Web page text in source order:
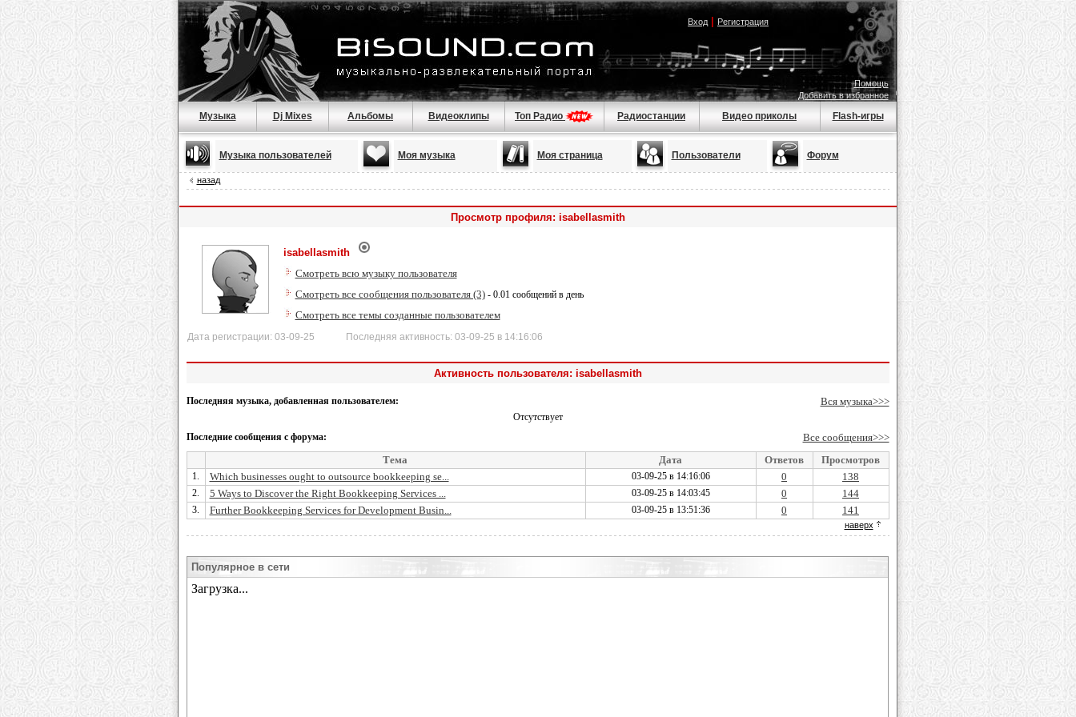
Вход| Регистрация
Помощь
Добавить в избранное
Музыка Dj Mixes Альбомы Видеоклипы Топ Радио Радиостанции Видео приколы Flash-игры
Музыка пользователей Моя музыка Моя страница Пользователи Форум
назад
Просмотр профиля: isabellasmith
isabellasmith
Смотреть всю музыку пользователя
Смотреть все сообщения пользователя (3)- 0.01 сообщений в день
Смотреть все темы созданные пользователем
Дата регистрации: 03-09-25 Последняя активность: 03-09-25 в 14:16:06
Активность пользователя: isabellasmith
Последняя музыка, добавленная пользователем: Вся музыка>>>
Отсутствует
Последние сообщения с форума:
Все сообщения>>>
Тема
Дата Ответов Просмотров
1. Which businesses ought to outsource bookkeeping se... 03-09-25 в 14:16:06 0 138
2. 5 Ways to Discover the Right Bookkeeping Services ... 03-09-25 в 14:03:45 0 144
3. Further Bookkeeping Services for Development Busin... 03-09-25 в 13:51:36 0 141
наверх
Популярное в сети